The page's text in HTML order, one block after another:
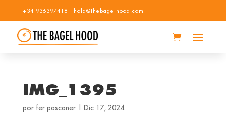
+34 936397418 hola@thebagelhood.com
IMG_1395
por fer pascaner| Dic 17, 2024